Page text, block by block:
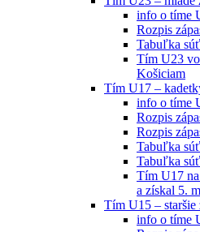
info o tíme
Rozpis
Tabuľka
Tím U23
Košiciam
Tím U17 –
info o tíme
Rozpis
Rozpis
Tabuľka
Tabuľka
Tím U17
a získal 5.
Tím U15 –
info o tíme